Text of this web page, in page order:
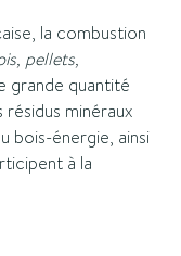
la combustion
pellets,
grande quantité
minéraux
bois-énergie, ainsi
à la